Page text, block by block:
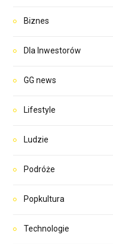
Biznes
Dla Inwestorów
GG news
Lifestyle
Ludzie
Podróże
Popkultura
Technologie